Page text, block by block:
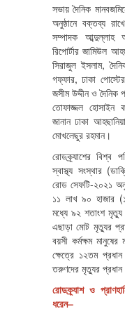
সভায় দৈনিক
অনুষ্ঠানে বক্তব্য
সম্পাদক আব্দুল্লাহ
রিপোর্টার জামিউল
সিরাজুল ইসলাম,
গফ্ফার, ঢাকা
জসীম উদ্দীন ও দৈনিক
তোফাজ্জল হোসাইন
জানান ঢাকা
মোখলেছুর রহমান।
রোডক্র্যাশের বিশ্ব
স্বাস্থ্য সংস্থার
রোড সেফটি-২০২১
১১ লাখ ৯০ হাজার
মধ্যে ৯২ শতাংশ
এছাড়া মোট মৃত্যুর
বয়সী কর্মক্ষম
ক্ষেত্রে ১২তম
তরুণদের মৃত্যুর
রোডক্র্যাশ ও
ধরেন–